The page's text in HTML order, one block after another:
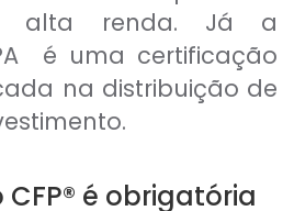
alta renda. Já a
é uma certificação
na distribuição de
é obrigatória